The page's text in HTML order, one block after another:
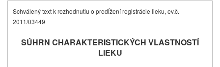
Schválený text k rozhodnutiu o predĺžení registrácie lieku, ev.č.
2011/03449
SÚHRN CHARAKTERISTICKÝCH VLASTNOSTÍ
LIEKU